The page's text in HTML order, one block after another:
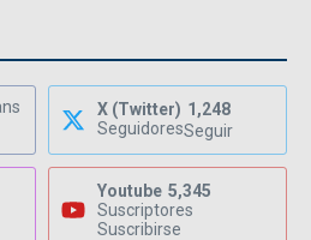
X (Twitter) 1,248
SeguidoresSeguir
Youtube 5,345
Suscriptores
Suscribirse